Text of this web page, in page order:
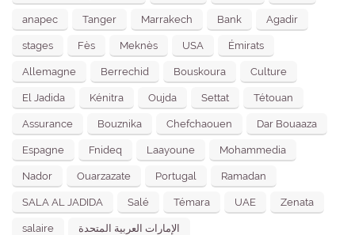
anapec Tanger Marrakech Bank Agadir
stages Fès Meknès USA Émirats
Allemagne Berrechid Bouskoura Culture
El Jadida Kénitra Oujda Settat Tétouan
Assurance Bouznika Chefchaouen Dar Bouaaza
Espagne Fnideq Laayoune Mohammedia
Nador Ouarzazate Portugal Ramadan
SALA AL JADIDA Salé Témara UAE Zenata
salaire الإمارات العربية المتحدة